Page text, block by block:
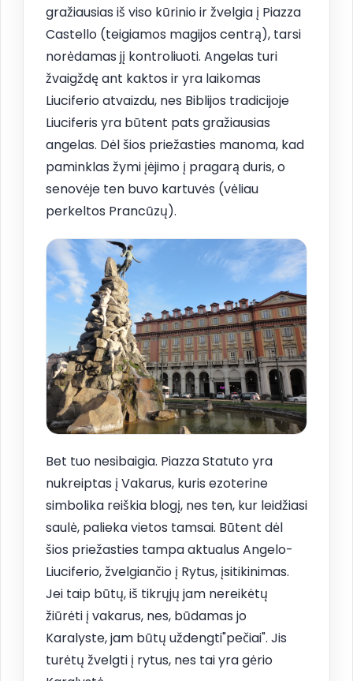
gražiausias iš viso kūrinio ir žvelgia į Piazza
Castello (teigiamos magijos centrą), tarsi
norėdamas jį kontroliuoti. Angelas turi
žvaigždę ant kaktos ir yra laikomas
Liuciferio atvaizdu, nes Biblijos tradicijoje
Liuciferis yra būtent pats gražiausias
angelas. Dėl šios priežasties manoma, kad
paminklas žymi įėjimo į pragarą duris, o
senovėje ten buvo kartuvės (vėliau
perkeltos Prancūzų).
Bet tuo nesibaigia. Piazza Statuto yra
nukreiptas į Vakarus, kuris ezoterine
simbolika reiškia blogį, nes ten, kur leidžiasi
saulė, palieka vietos tamsai. Būtent dėl
šios priežasties tampa aktualus Angelo-
Liuciferio, žvelgiančio į Rytus, įsitikinimas.
Jei taip būtų, iš tikrųjų jam nereikėtų
žiūrėti į vakarus, nes, būdamas jo
Karalyste, jam būtų uždengti"pečiai". Jis
turėtų žvelgti į rytus, nes tai yra gėrio